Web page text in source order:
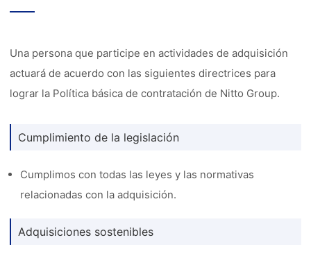
Una persona que participe en actividades de adquisición
actuará de acuerdo con las siguientes directrices para
lograr la Política básica de contratación de Nitto Group.
Cumplimiento de la legislación
Cumplimos con todas las leyes y las normativas
relacionadas con la adquisición.
Adquisiciones sostenibles